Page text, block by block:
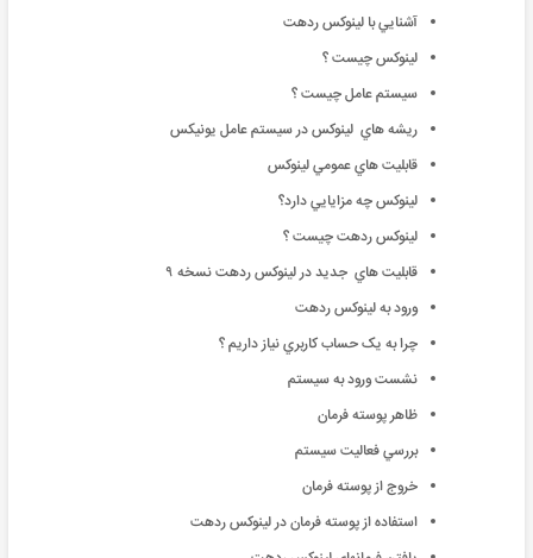
آشنايي با لينوکس ردهت
لينوکس چيست ؟
سيستم عامل چيست ؟
ريشه هاي لينوکس در سيستم عامل يونيکس
قابليت هاي عمومي لينوکس
لينوکس چه مزايايي دارد؟
لينوکس ردهت چيست ؟
قابليت هاي جديد در لينوکس ردهت نسخه ۹
ورود به لينوکس ردهت
چرا به يک حساب کاربري نياز داريم ؟
نشست ورود به سيستم
ظاهر پوسته فرمان
بررسي فعاليت سيستم
خروج از پوسته فرمان
استفاده از پوسته فرمان در لينوکس ردهت